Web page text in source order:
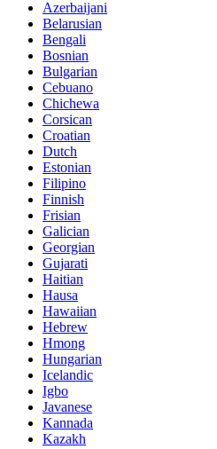
Azerbaijani
Belarusian
Bengali
Bosnian
Bulgarian
Cebuano
Chichewa
Corsican
Croatian
Dutch
Estonian
Filipino
Finnish
Frisian
Galician
Georgian
Gujarati
Haitian
Hausa
Hawaiian
Hebrew
Hmong
Hungarian
Icelandic
Igbo
Javanese
Kannada
Kazakh